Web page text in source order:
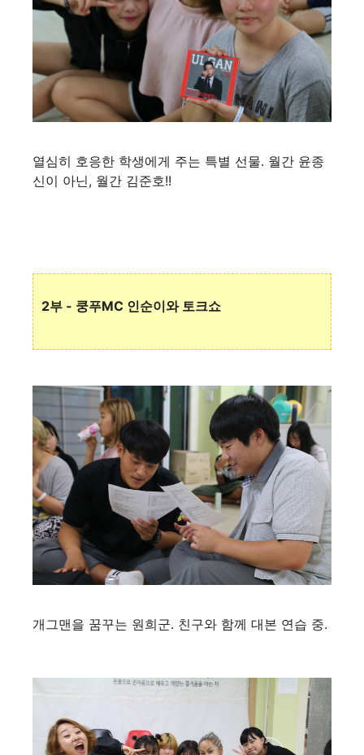
열심히 호응한 학생에게 주는 특별 선물. 월간 윤종
신이 아닌, 월간 김준호!!
2부 - 쿵푸MC 인순이와 토크쇼
개그맨을 꿈꾸는 원희군. 친구와 함께 대본 연습 중.